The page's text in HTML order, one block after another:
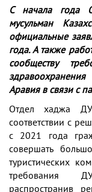
С начала года
мусульман
официальные
года. А также
сообществу
Аравия в связи с
Отдел хаджа
соответствии с
с 2021 года
совершать
туристических
требования
распространив